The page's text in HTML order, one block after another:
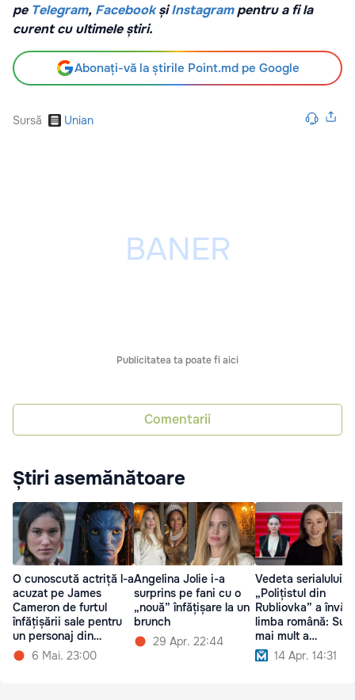
pe Telegram, FacebookșiInstagrampentru a fi la
curent cu ultimele știri.
Abonați-vă la știrile Point.md pe Google
Sursă Unian
Publicitatea ta poate fi aici
Comentarii
Știri asemănătoare
O cunoscută actriță l-a
acuzat pe James
Cameron de furtul
înfățișării sale pentru
un personaj din
„Avatar”
6 Mai. 23:00
Angelina Jolie i-a
surprins pe fani cu o
„nouă” înfățișare la un
brunch
29 Apr. 22:44
Vedeta serialului
„Polițistul din
Rubliovka” a
limba română:
mai mult a
moldovenească
14 Apr. 14:31